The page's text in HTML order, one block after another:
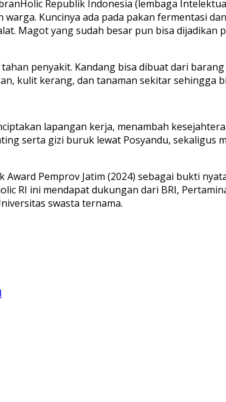
Republik Indonesia (lembaga
Kuncinya ada pada pakan fermentasi
Magot yang sudah besar pun bisa dijadikan
penyakit. Kandang bisa dibuat dari
kulit kerang, dan tanaman sekitar sehingga
lapangan kerja, menambah
serta gizi buruk lewat Posyandu, sekaligus
Pemprov Jatim (2024) sebagai bukti
RI ini mendapat dukungan dari BRI,
swasta ternama.